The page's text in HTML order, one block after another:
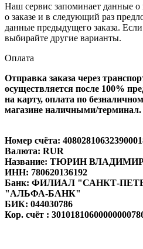
Наш сервис запоминает данные
о заказе и в следующий раз
данные предыдущего заказа.
выбирайте другие варианты.
Оплата
Отправка заказа через
осуществляется после 100%
на карту, оплата по
магазине наличными/терминал.
Номер счёта:
Валюта: RUR
Название: ТЮРИН
ИНН: 780620136192
Банк: ФИЛИАЛ "САНКТ-
"АЛЬФА-БАНК"
БИК: 044030786
Кор. счёт :